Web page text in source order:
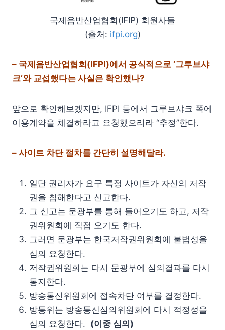
국제음반산업협회(IFIP) 회원사들
(출처: ifpi.org)
– 국제음반산업협회(IFPI)에서 공식적으로 ‘그루브샤
크’와 교섭했다는 사실은 확인했나?
앞으로 확인해보겠지만, IFPI 등에서 그루브샤크 쪽에
이용계약을 체결하라고 요청했으리라 “추정”한다.
– 사이트 차단 절차를 간단히 설명해달라.
일단 권리자가 요구 특정 사이트가 자신의 저작
권을 침해한다고 신고한다.
그 신고는 문광부를 통해 들어오기도 하고, 저작
권위원회에 직접 오기도 한다.
그러면 문광부는 한국저작권위원회에 불법성을
심의 요청한다.
저작권위원회는 다시 문광부에 심의결과를 다시
통지한다.
방송통신위원회에 접속차단 여부를 결정한다.
방통위는 방송통신심의위원회에 다시 적정성을
심의 요청한다. (이중 심의)